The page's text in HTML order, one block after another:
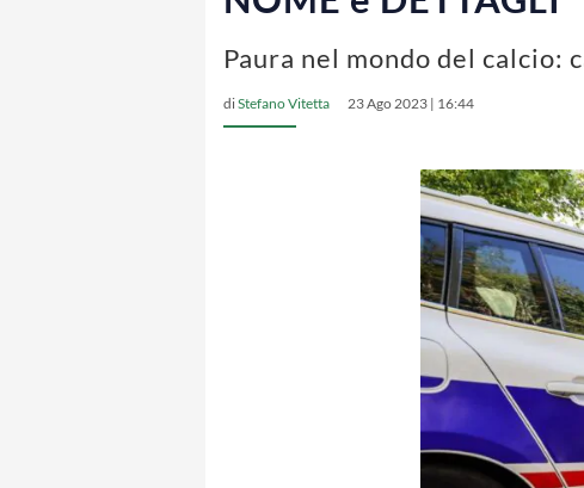
Paura nel mondo del calcio:
diStefano Vitetta 23 Ago 2023 | 16:44